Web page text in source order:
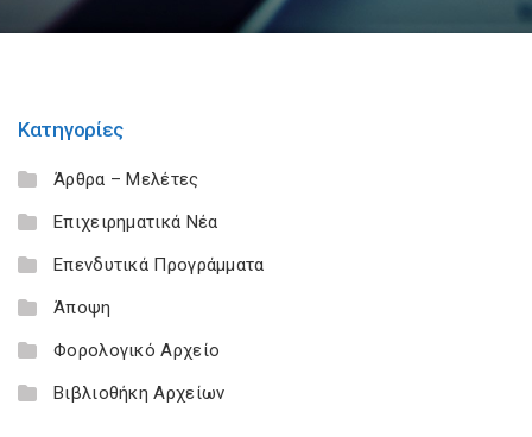
Κατηγορίες
Άρθρα – Μελέτες
Επιχειρηματικά Νέα
Επενδυτικά Προγράμματα
Άποψη
Φορολογικό Αρχείο
Βιβλιοθήκη Αρχείων